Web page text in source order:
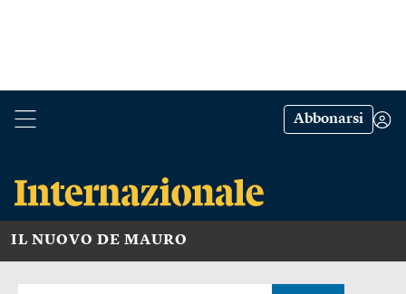
Abbonarsi
IL NUOVO DE MAURO